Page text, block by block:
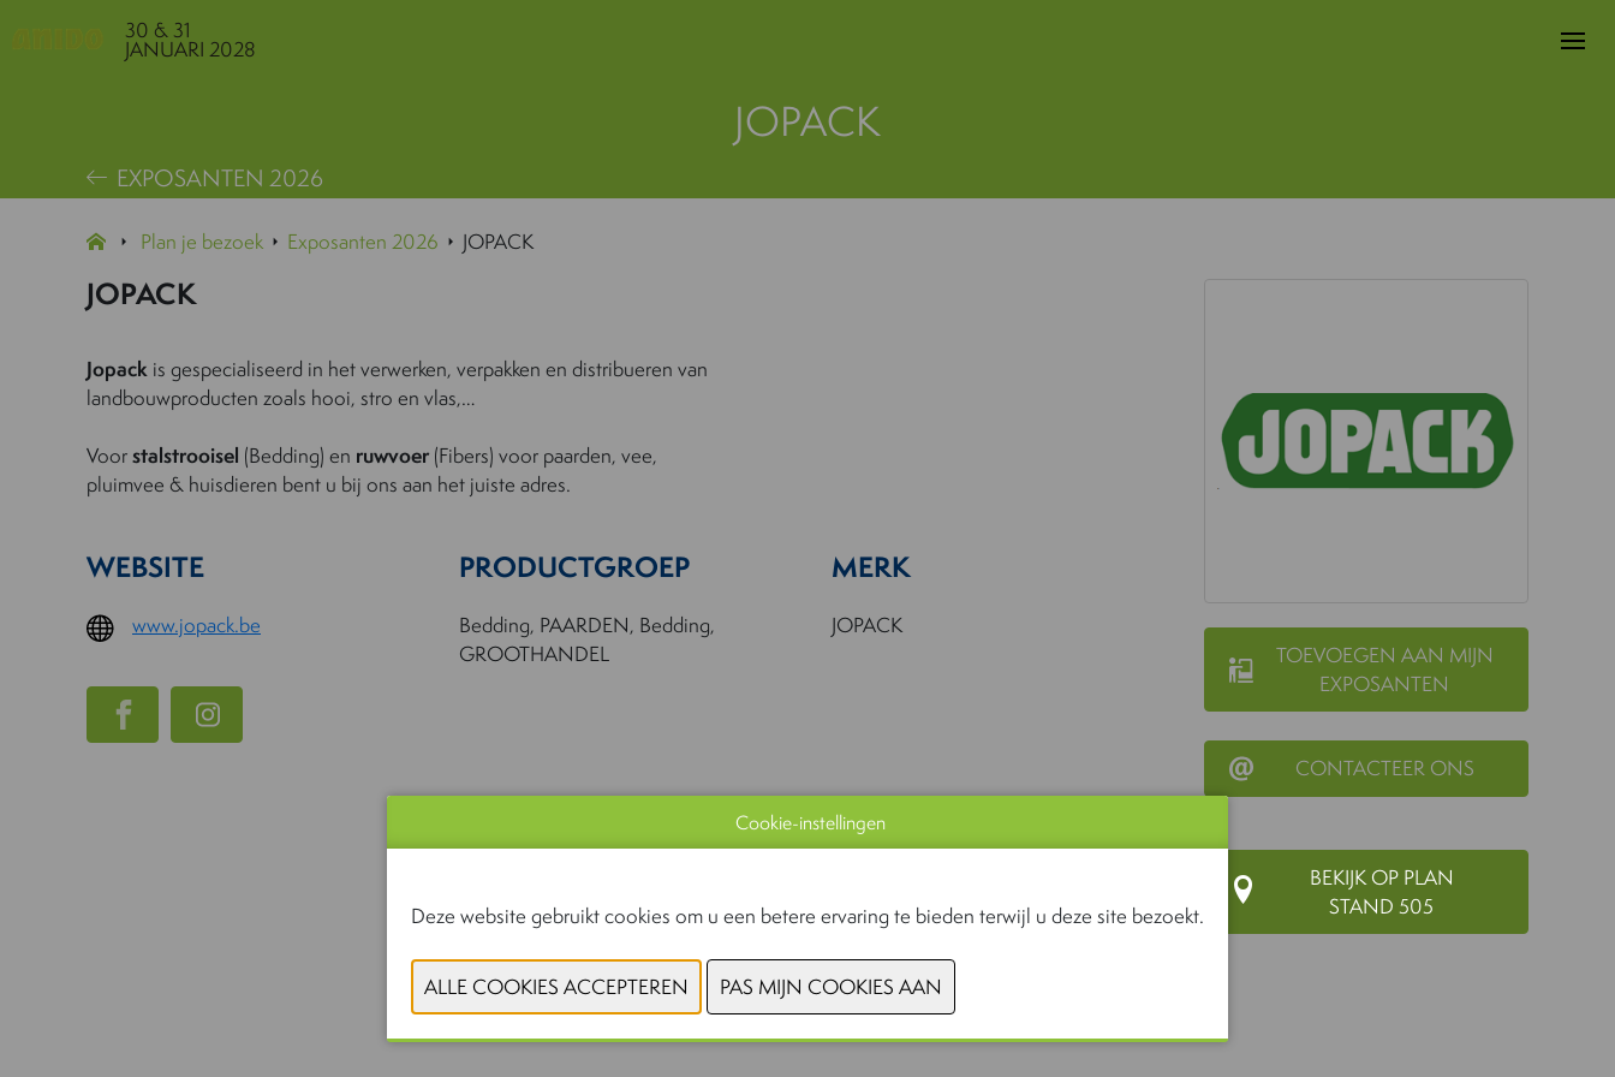
30 & 31
JANUARI 2028
JOPACK
EXPOSANTEN 2026
Plan je bezoek Exposanten 2026 JOPACK
JOPACK
TOEVOEGEN AAN MIJN
EXPOSANTEN
CONTACTEER ONS
BEKIJK OP PLAN
STAND 505
Jopack is gespecialiseerd in het verwerken, verpakken en distribueren van
landbouwproducten zoals hooi, stro en vlas,…
Voorstalstrooisel (Bedding) en ruwvoer (Fibers) voor paarden, vee,
pluimvee & huisdieren bent u bij ons aan het juiste adres.
WEBSITE
www.jopack.be
PRODUCTGROEP
Bedding, PAARDEN, Bedding,
GROOTHANDEL
MERK
JOPACK
Cookie-instellingen
Deze website gebruikt cookies om u een betere ervaring te bieden terwijl u deze site bezoekt.